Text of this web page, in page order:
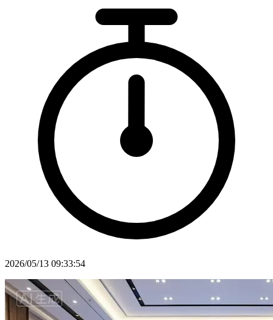
2026/05/13 09:33:54